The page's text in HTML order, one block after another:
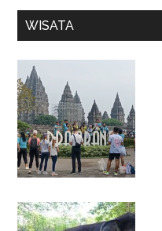
WISATA